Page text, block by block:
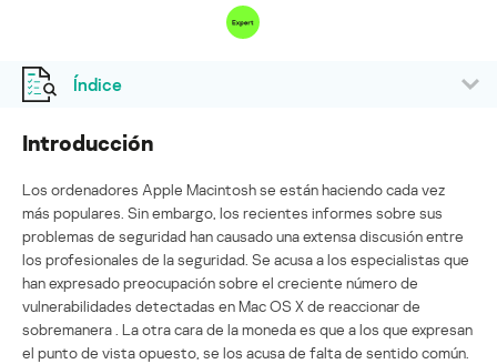
Índice
Introducción
Los ordenadores Apple Macintosh se están haciendo cada vez
más populares. Sin embargo, los recientes informes sobre sus
problemas de seguridad han causado una extensa discusión entre
los profesionales de la seguridad. Se acusa a los especialistas que
han expresado preocupación sobre el creciente número de
vulnerabilidades detectadas en Mac OS X de reaccionar de
sobremanera . La otra cara de la moneda es que a los que expresan
el punto de vista opuesto, se los acusa de falta de sentido común.